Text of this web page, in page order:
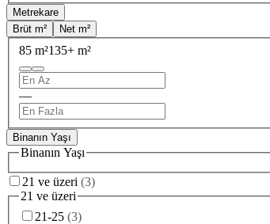
Metrekare
Brüt m²
Net m²
85 m²135+ m²
—
Binanın Yaşı
Binanın Yaşı
21 ve üzeri (3)
21 ve üzeri
21-25 (3)